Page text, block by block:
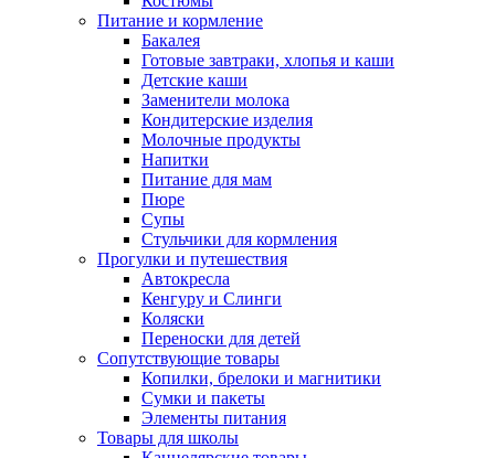
Питание и кормление
Бакалея
Готовые завтраки, хлопья и каши
Детские каши
Заменители молока
Кондитерские изделия
Молочные продукты
Напитки
Питание для мам
Пюре
Супы
Стульчики для кормления
Прогулки и путешествия
Автокресла
Кенгуру и Слинги
Коляски
Переноски для детей
Сопутствующие товары
Копилки, брелоки и магнитики
Сумки и пакеты
Элементы питания
Товары для школы